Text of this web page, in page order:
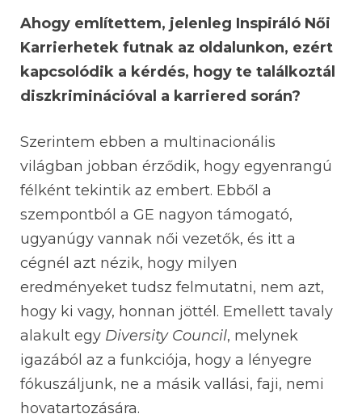
Ahogy említettem, jelenleg Inspiráló Női
Karrierhetek futnak az oldalunkon, ezért
kapcsolódik a kérdés, hogy te találkoztál
diszkriminációval a karriered során?
Szerintem ebben a multinacionális
világban jobban érződik, hogy egyenrangú
félként tekintik az embert. Ebből a
szempontból a GE nagyon támogató,
ugyanúgy vannak női vezetők, és itt a
cégnél azt nézik, hogy milyen
eredményeket tudsz felmutatni, nem azt,
hogy ki vagy, honnan jöttél. Emellett tavaly
alakult egy Diversity Council, melynek
igazából az a funkciója, hogy a lényegre
fókuszáljunk, ne a másik vallási, faji, nemi
hovatartozására.